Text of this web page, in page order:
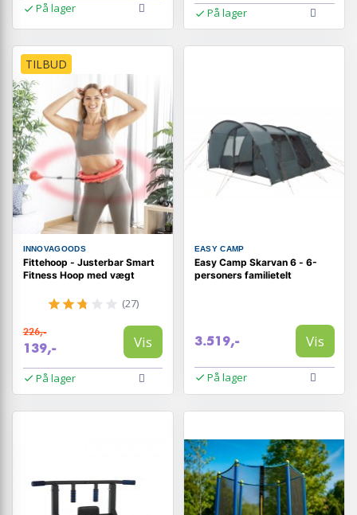
På lager På lager
TILBUD
INNOVAGOODS
Fittehoop - Justerbar Smart
Fitness Hoop med vægt
(27)
226,-
139,- Vis
På lager
EASY CAMP
Easy Camp Skarvan 6 - 6-
personers familietelt
3.519,- Vis
På lager